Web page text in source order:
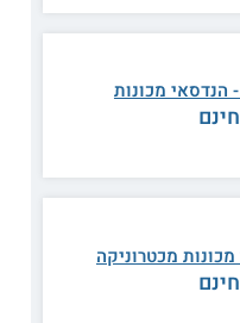
מכונות בהתמחות
ידי מחשבים.
הנדסאי מכונות
מכטרוניקה